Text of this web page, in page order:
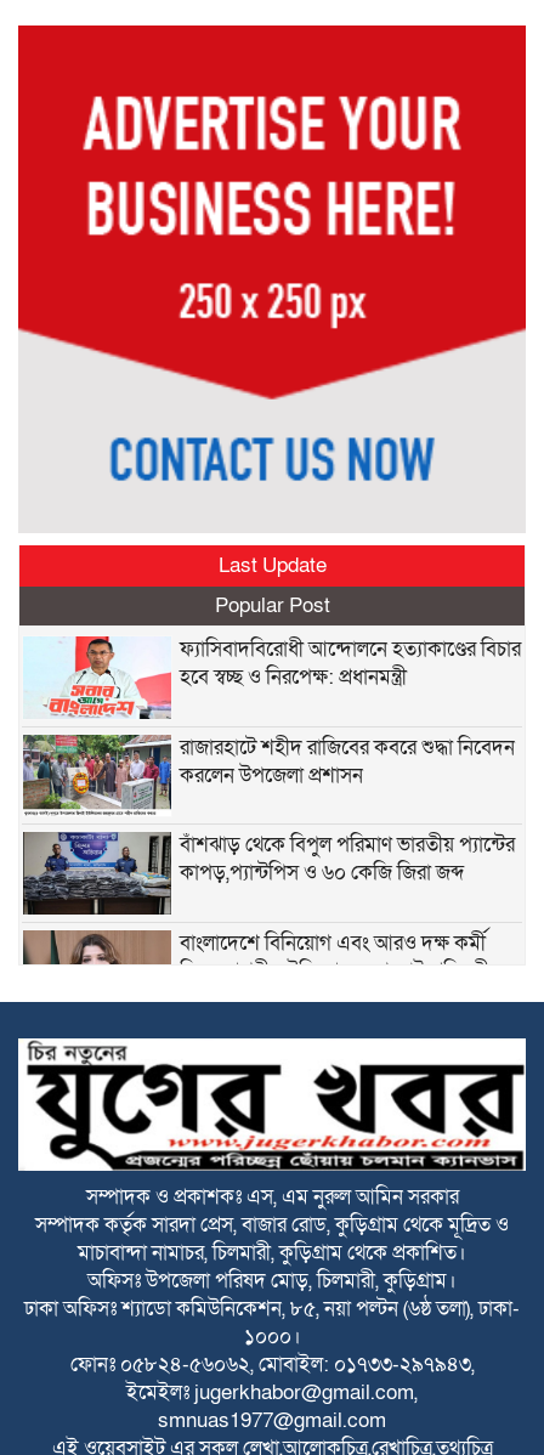
Last Update
Popular Post
ফ্যাসিবাদবিরোধী আন্দোলনে হত্যাকাণ্ডের বিচার
হবে স্বচ্ছ ও নিরপেক্ষ: প্রধানমন্ত্রী
রাজারহাটে শহীদ রাজিবের কবরে শুদ্ধা নিবেদন
করলেন উপজেলা প্রশাসন
বাঁশঝাড় থেকে বিপুল পরিমাণ ভারতীয় প্যান্টের
কাপড়,প্যান্টপিস ও ৬০ কেজি জিরা জব্দ
বাংলাদেশে বিনিয়োগ এবং আরও দক্ষ কর্মী
নিতে আগ্রহী সৌদি আরব : পররাষ্ট্র প্রতিমন্ত্রী
ঐতিহাসিক জুলাই গণঅভ্যুত্থান দিবস আজ
জুলাই গণঅভ্যুত্থান স্মৃতি জাদুঘর উদ্বোধন
করলেন প্রধানমন্ত্রী
উলিপুরে ধর্ষণের অভিযোগে অভিযুক্তকে
গ্রেফতারের দাবিতে মানববন্ধন
রাজারহাটে ৩ সপ্তাহ ধরে বন্ধ মিড ডে মিলের
বিস্কুট বিতরণ
প্রত্যন্ত চরাঞ্চল নারায়নপুরে জেলা প্রশাসকের
সম্পাদক ও প্রকাশকঃ এস, এম নুরুল আমিন সরকার
সম্পাদক কর্তৃক সারদা প্রেস, বাজার রোড, কুড়িগ্রাম থেকে মূদ্রিত ও
মাচাবান্দা নামাচর, চিলমারী, কুড়িগ্রাম থেকে প্রকাশিত।
অফিসঃ উপজেলা পরিষদ মোড়, চিলমারী, কুড়িগ্রাম।
ঢাকা অফিসঃ শ্যাডো কমিউনিকেশন, ৮৫, নয়া পল্টন (৬ষ্ঠ তলা), ঢাকা-
১০০০।
ফোনঃ ০৫৮২৪-৫৬০৬২, মোবাইল: ০১৭৩৩-২৯৭৯৪৩,
ইমেইলঃ jugerkhabor@gmail.com,
smnuas1977@gmail.com
এই ওয়েবসাইট এর সকল লেখা,আলোকচিত্র,রেখাচিত্র,তথ্যচিত্র